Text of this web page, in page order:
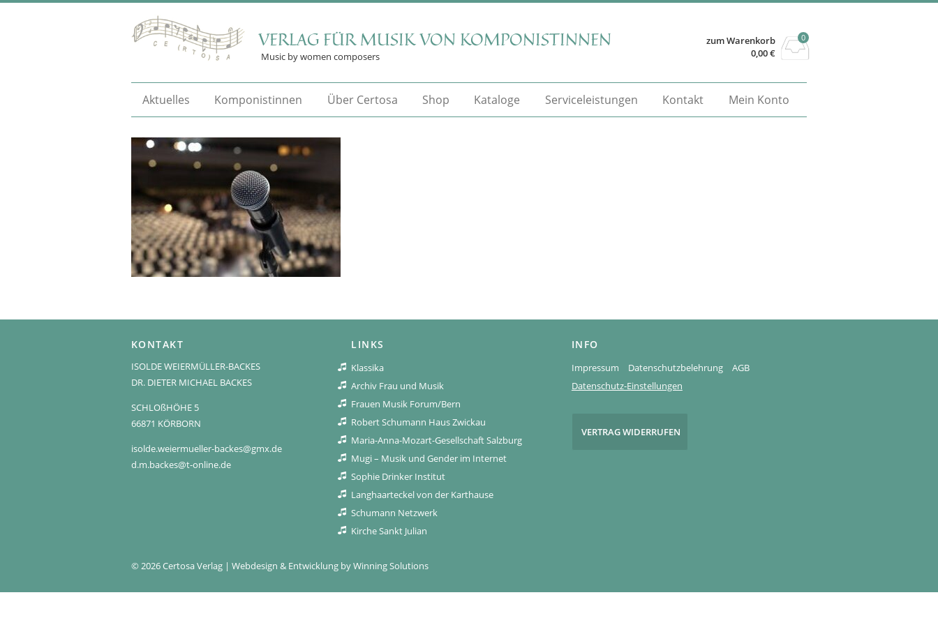
VERLAG FÜR MUSIK VON KOMPONISTINNEN
Music by women composers
zum Warenkorb
0,00€
0
Aktuelles Komponistinnen Über Certosa Shop Kataloge Serviceleistungen Kontakt Mein Konto
KONTAKT
ISOLDE WEIERMÜLLER-BACKES
DR. DIETER MICHAEL BACKES
SCHLOßHÖHE 5
66871 KÖRBORN
isolde.weiermueller-backes@gmx.de
d.m.backes@t-online.de
LINKS
Klassika
Archiv Frau und Musik
Frauen Musik Forum/Bern
Robert Schumann Haus Zwickau
Maria-Anna-Mozart-Gesellschaft Salzburg
Mugi – Musik und Gender im Internet
Sophie Drinker Institut
Langhaarteckel von der Karthause
Schumann Netzwerk
Kirche Sankt Julian
INFO
Impressum Datenschutzbelehrung
AGB
Datenschutz-Einstellungen
VERTRAG WIDERRUFEN
© 2026 Certosa Verlag | Webdesign & Entwicklung byWinning Solutions